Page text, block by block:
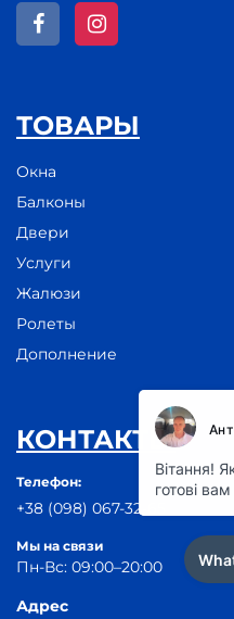
ТОВАРЫ
Окна
Балконы
Двери
Услуги
Жалюзи
Ролеты
Дополнение
КОНТАКТЫ
Телефон:
+38 (098) 067-32-65
Мы на связи
Пн-Вс: 09:00–20:00
Адрес